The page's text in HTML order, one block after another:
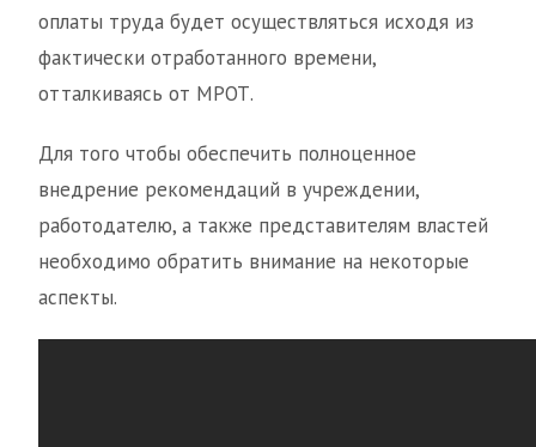
оплаты труда будет осуществляться исходя из
фактически отработанного времени,
отталкиваясь от МРОТ.
Для того чтобы обеспечить полноценное
внедрение рекомендаций в учреждении,
работодателю, а также представителям властей
необходимо обратить внимание на некоторые
аспекты.